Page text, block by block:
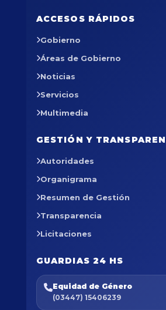
ACCESOS RÁPIDOS
Gobierno
Áreas de Gobierno
Noticias
Servicios
Multimedia
GESTIÓN Y
Autoridades
Organigrama
Resumen de Gestión
Transparencia
Licitaciones
GUARDIAS 24 HS
Equidad de Género
(03447) 15406239